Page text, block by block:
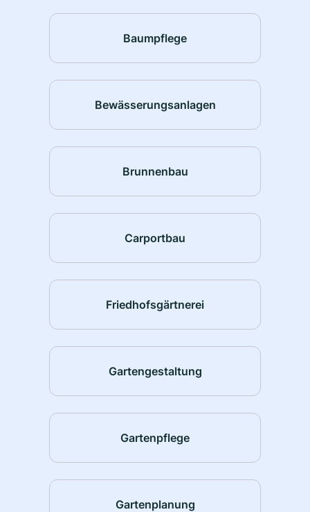
Baumpflege
Bewässerungsanlagen
Brunnenbau
Carportbau
Friedhofsgärtnerei
Gartengestaltung
Gartenpflege
Gartenplanung